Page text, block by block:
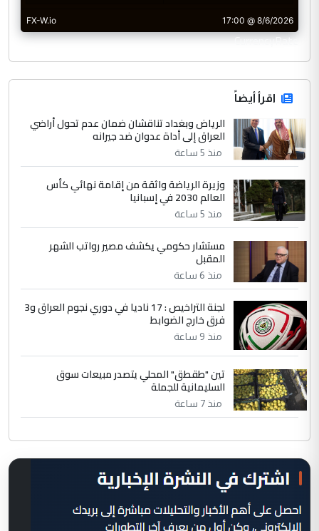
CurrencyRate
اقرأ أيضاً
الرياض وبغداد تناقشان ضمان عدم تحول أراضي
العراق إلى أداة عدوان ضد جيرانه
منذ 5 ساعة
وزيرة الرياضة واثقة من إقامة نهائي كأس
العالم 2030 في إسبانيا
منذ 5 ساعة
مستشار حكومي يكشف مصير رواتب الشهر
المقبل
منذ 6 ساعة
لجنة التراخيص : 17 ناديا في دوري نجوم العراق و3
فرق خارج الضوابط
منذ 9 ساعة
تين "طقطق" المحلي يتصدر مبيعات سوق
السليمانية للجملة
منذ 7 ساعة